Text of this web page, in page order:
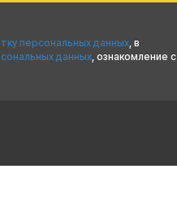
персональных данных, в
данных, ознакомление с